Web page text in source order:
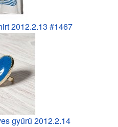
2012.2.13 #1467
gyűrű 2012.2.14